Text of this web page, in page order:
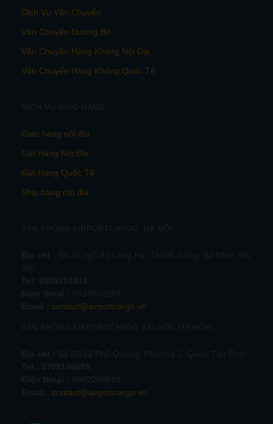
Dịch Vụ Vận Chuyển
Vận Chuyển Đường Bộ
Vận Chuyển Hàng Không Nội Địa
Vận Chuyển Hàng Không Quốc Tế
DỊCH VỤ GIAO HÀNG
Giao hàng nội địa
Gửi Hàng Nội Địa
Gửi Hàng Quốc Tế
Ship hàng nội địa
VĂN PHÒNG AIRPORTCARGO HÀ NỘI
contact@airportcargo.vn
VĂN PHÒNG AIRPORTCARGO SÀI GÒN (TPHCM)
contact@airportcargo.vn